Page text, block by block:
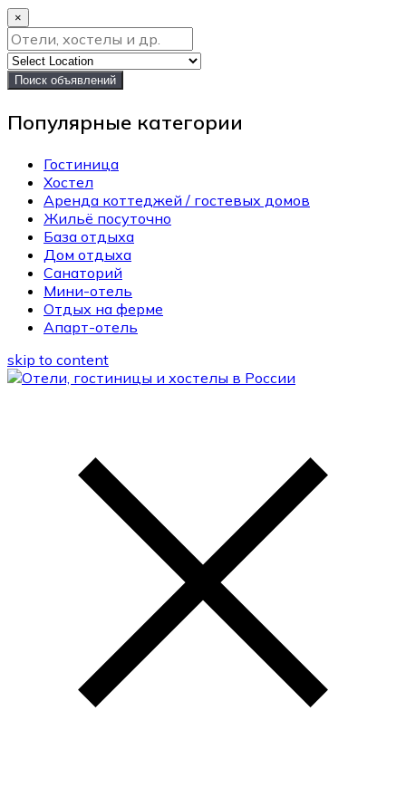
×
Поиск объявлений
Популярные категории
Гостиница
Хостел
Аренда коттеджей / гостевых домов
Жильё посуточно
База отдыха
Дом отдыха
Санаторий
Мини-отель
Отдых на ферме
Апарт-отель
skip to content